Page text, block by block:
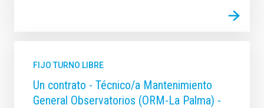
FIJO TURNO LIBRE
Un contrato - Técnico/a Mantenimiento
General Observatorios (ORM-La Palma) -